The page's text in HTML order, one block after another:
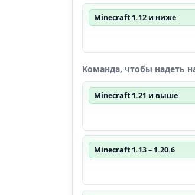
Minecraft 1.12 и ниже
Команда, чтобы надеть
Minecraft 1.21 и выше
Minecraft 1.13 – 1.20.6